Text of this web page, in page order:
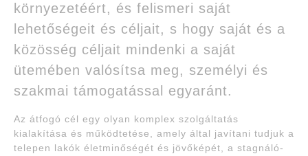
környezetéért, és felismeri saját
lehetőségeit és céljait, s hogy saját és a
közösség céljait mindenki a saját
ütemében valósítsa meg, személyi és
szakmai támogatással egyaránt.
Az átfogó cél egy olyan komplex szolgáltatás
kialakítása és működtetése, amely által javítani tudjuk a
telepen lakók életminőségét és jövőképét, a stagnáló-